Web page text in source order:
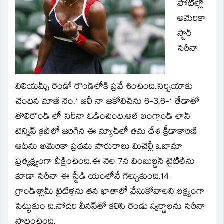
పోటీల్లో
అమెరికా
స్టార్‌
సెరీనా
విలియమ్స్‌ రెండో రౌండ్‌లోకి ప్రవే శించింది.సెర్బియాకు
చెందిన మాజీ నెం.1 జలీ నా జకోవిచ్‌ను 6-3,6-1 తేడాతో
తొలిరౌండ్‌ లో సెరీనా ఓడించింది.ఆల్‌ ఇంగ్లాండ్‌ లాన్‌
టెన్నిస్‌ క్లబ్‌లో జరిగిన ఈ మ్యాచ్‌లో తమ దేశ క్రీడాకారిణి
ఆటను అమెరికా ప్రథమ పౌరురాలు మిచెల్లీ ఒబామా
ప్రత్యక్ష్యంగా వీక్షించింది.ఈ నెల 7న వింబుల్డన్‌ టైటిల్‌ను
కూడా సెరీనా ఈ స్టేడి యంలోనే గెల్చుకుంది.14
గ్రాండ్‌శ్లామ్‌ టైటిళ్లను తన ఖాతాలో వేసుకోవాలని లక్ష్యంగా
పెట్టుకుం ది.సోదరి వీనస్‌తో కలిసి రెండు స్వర్ణాలను సెరీనా